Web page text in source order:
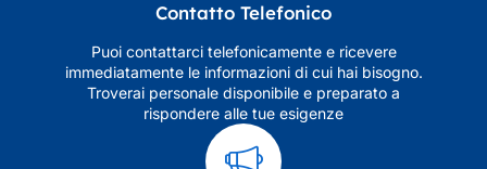
Contatto Telefonico
Puoi contattarci telefonicamente e ricevere
immediatamente le informazioni di cui hai bisogno.
Troverai personale disponibile e preparato a
rispondere alle tue esigenze